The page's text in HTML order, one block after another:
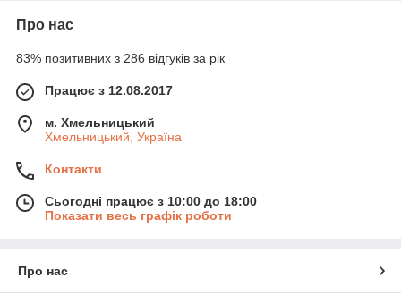
Про нас
83% позитивних з 286 відгуків за рік
Працює з 12.08.2017
м. Хмельницький
Хмельницький, Україна
Контакти
Сьогодні працює з 10:00 до 18:00
Показати весь графік роботи
Про нас